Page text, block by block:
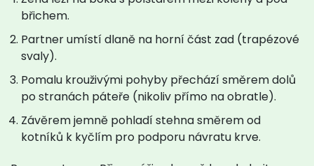
břichem.
Partner umístí dlaně na horní část zad (trapézové
svaly).
Pomalu krouživými pohyby přechází směrem dolů
po stranách páteře (nikoliv přímo na obratle).
Závěrem jemně pohladí stehna směrem od
kotníků k kyčlím pro podporu návratu krve.